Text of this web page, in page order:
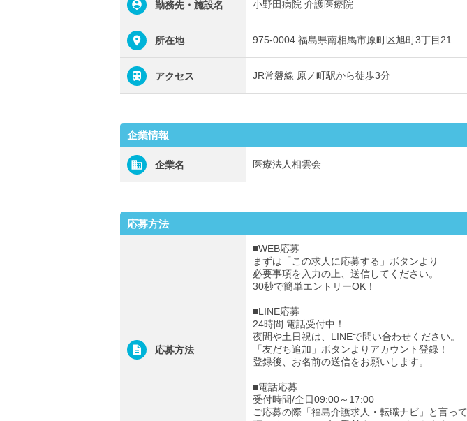
勤務先・施設名 小野田病院 介護医療院
所在地 975-0004 福島県南相馬市原町区旭町3丁目21
アクセス JR常磐線 原ノ町駅から徒歩3分
企業情報
企業名 医療法人相雲会
応募方法
応募方法
■WEB応募
まずは「この求人に応募する」ボタンより
必要事項を入力の上、送信してください。
30秒で簡単エントリーOK！
■LINE応募
24時間 電話受付中！
夜間や土日祝は、LINEで問い合わせください。
「友だち追加」ボタンよりアカウント登録！
登録後、お名前の送信をお願いします。
■電話応募
受付時間/全日09:00～17:00
ご応募の際「福島介護求人・転職ナビ」と言って